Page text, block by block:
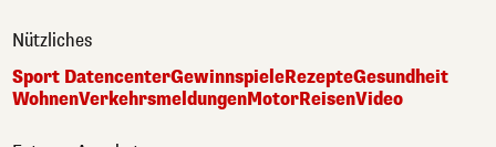
Nützliches
Sport DatencenterGewinnspieleRezepteGesundheit
WohnenVerkehrsmeldungenMotorReisenVideo